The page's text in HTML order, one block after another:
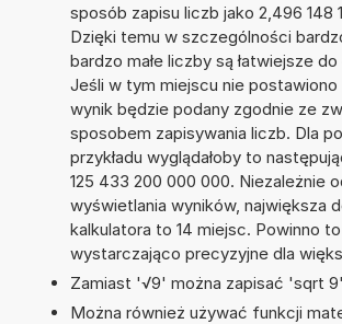
sposób zapisu liczb jako 2,496 148
Dzięki temu w szczególności
bardzo małe liczby są łatwiejsze
Jeśli w tym miejscu nie postawiono
wynik będzie podany zgodnie ze
sposobem zapisywania liczb. Dla
przykładu wyglądałoby to
125 433 200 000 000. Niezależnie
wyświetlania wyników, największa
kalkulatora to 14 miejsc. Powinno
wystarczająco precyzyjne dla
Zamiast '√9' można zapisać 'sqrt
Można również używać funkcji